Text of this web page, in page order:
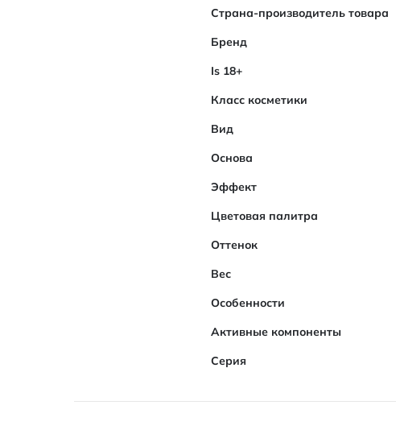
Характеристики
Страна-производитель товара
Бренд
Is 18+
Класс косметики
Вид
Основа
Эффект
Цветовая палитра
Оттенок
Вес
Особенности
Активные компоненты
Серия